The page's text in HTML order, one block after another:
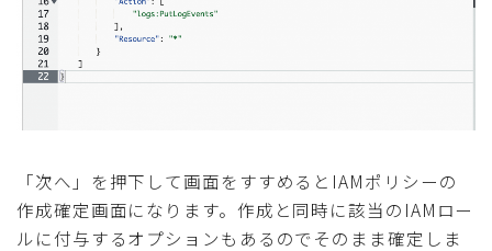
「次へ」を押下して画面をすすめるとIAMポリシーの
作成確定画面になります。作成と同時に該当のIAMロー
ルに付与するオプションもあるのでそのまま確定しま